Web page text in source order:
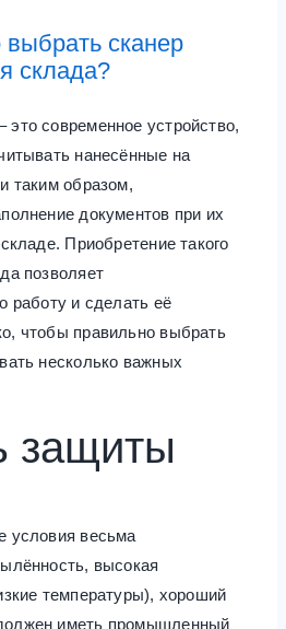
сканер
склада?
это современное устройство,
нанесённые на
таким образом,
документов при их
Приобретение такого
позволяет
работу и сделать её
чтобы правильно выбрать
несколько важных
защиты
условия весьма
высокая
температуры), хороший
иметь промышленный